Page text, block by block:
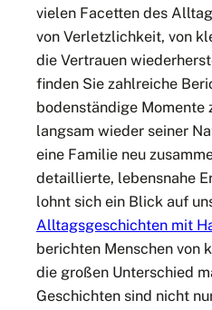
vielen Facetten des
von Verletzlichkeit, von
die Vertrauen
finden Sie zahlreiche
bodenständige Momente
langsam wieder seiner
eine Familie neu
detaillierte, lebensnahe
lohnt sich ein Blick auf
Alltagsgeschichten mit
berichten Menschen von
die großen Unterschied
Geschichten sind nicht